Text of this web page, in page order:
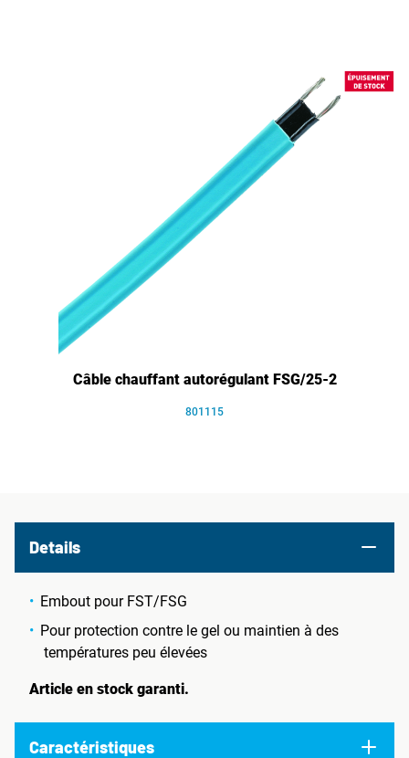
Câble chauffant autorégulant FSG/25-2
801115
Details
Embout pour FST/FSG
Pour protection contre le gel ou maintien à des
températures peu élevées
Article en stock garanti.
Caractéristiques